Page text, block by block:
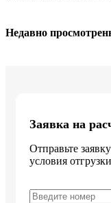
Недавно
Заявка на
Отправьте
условия